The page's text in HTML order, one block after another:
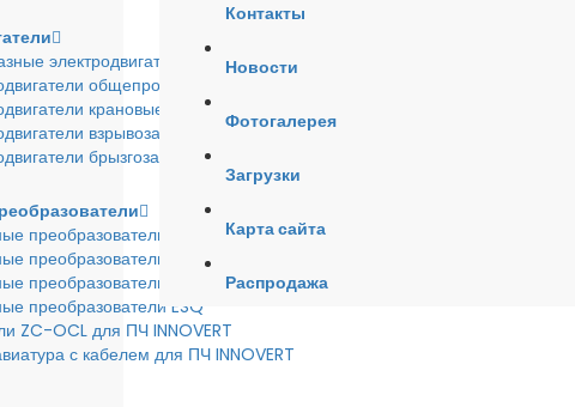
электродвигатели
общепромышленные
крановые
взрывозащишенные
брызгозащищенные
преобразователи INSTART
преобразователи INNOVERT
преобразователи HYUNDAI
преобразователи ESQ
ZC-OCL для ПЧ INNOVERT
с кабелем для ПЧ INNOVERT
Контакты
Новости
Фотогалерея
Загрузки
Карта сайта
Распродажа